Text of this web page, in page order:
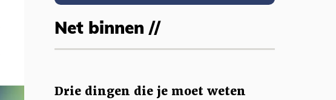
Net binnen //
Drie dingen die je moet weten